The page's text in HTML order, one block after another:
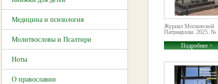
Медицина и психология
Молитвословы и Псалтири
Ноты
О православии
Журнал Московской
Патриархии. 2025. №
Подробнее >